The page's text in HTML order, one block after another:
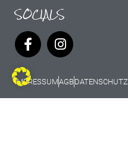
SOCIALS
IMPRESSUMAGBDATENSCHUTZ